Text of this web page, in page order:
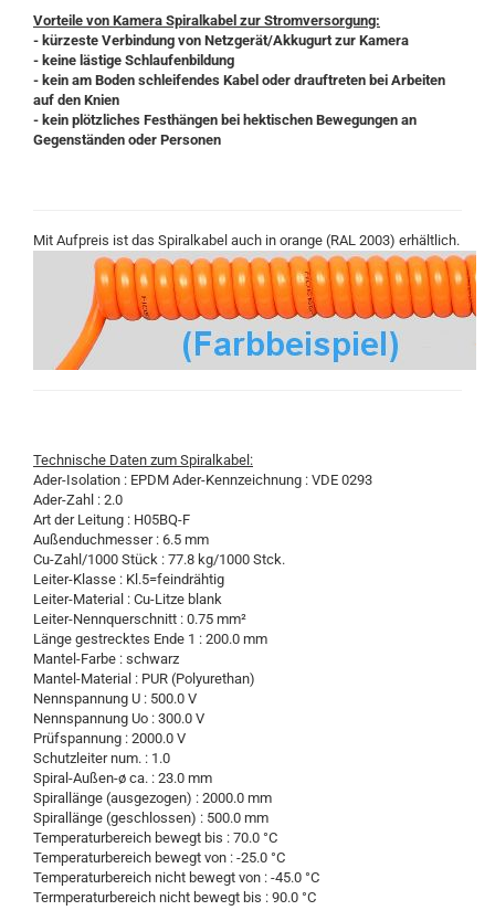
Vorteile von Kamera Spiralkabel zur Stromversorgung:
- kürzeste Verbindung von Netzgerät/Akkugurt zur Kamera
- keine lästige Schlaufenbildung
- kein am Boden schleifendes Kabel oder drauftreten bei Arbeiten
auf den Knien
- kein plötzliches Festhängen bei hektischen Bewegungen an
Gegenständen oder Personen
Mit Aufpreis ist das Spiralkabel auch in orange (RAL 2003) erhältlich.
Technische Daten zum Spiralkabel:
Ader-Isolation : EPDM Ader-Kennzeichnung : VDE 0293
Ader-Zahl : 2.0
Art der Leitung : H05BQ-F
Außenduchmesser : 6.5 mm
Cu-Zahl/1000 Stück : 77.8 kg/1000 Stck.
Leiter-Klasse : Kl.5=feindrähtig
Leiter-Material : Cu-Litze blank
Leiter-Nennquerschnitt : 0.75 mm²
Länge gestrecktes Ende 1 : 200.0 mm
Mantel-Farbe : schwarz
Mantel-Material : PUR (Polyurethan)
Nennspannung U : 500.0 V
Nennspannung Uo : 300.0 V
Prüfspannung : 2000.0 V
Schutzleiter num. : 1.0
Spiral-Außen-ø ca. : 23.0 mm
Spirallänge (ausgezogen) : 2000.0 mm
Spirallänge (geschlossen) : 500.0 mm
Temperaturbereich bewegt bis : 70.0 °C
Temperaturbereich bewegt von : -25.0 °C
Temperaturbereich nicht bewegt von : -45.0 °C
Termperaturbereich nicht bewegt bis : 90.0 °C